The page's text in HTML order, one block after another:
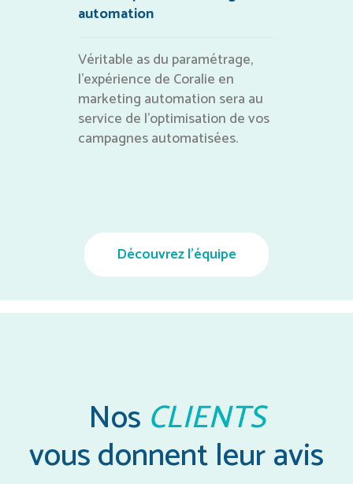
automation
Véritable as du paramétrage,
l’expérience de Coralie en
marketing automation sera au
service de l’optimisation de vos
campagnes automatisées.
Découvrez l'équipe
Nos CLIENTS
vous donnent leur avis